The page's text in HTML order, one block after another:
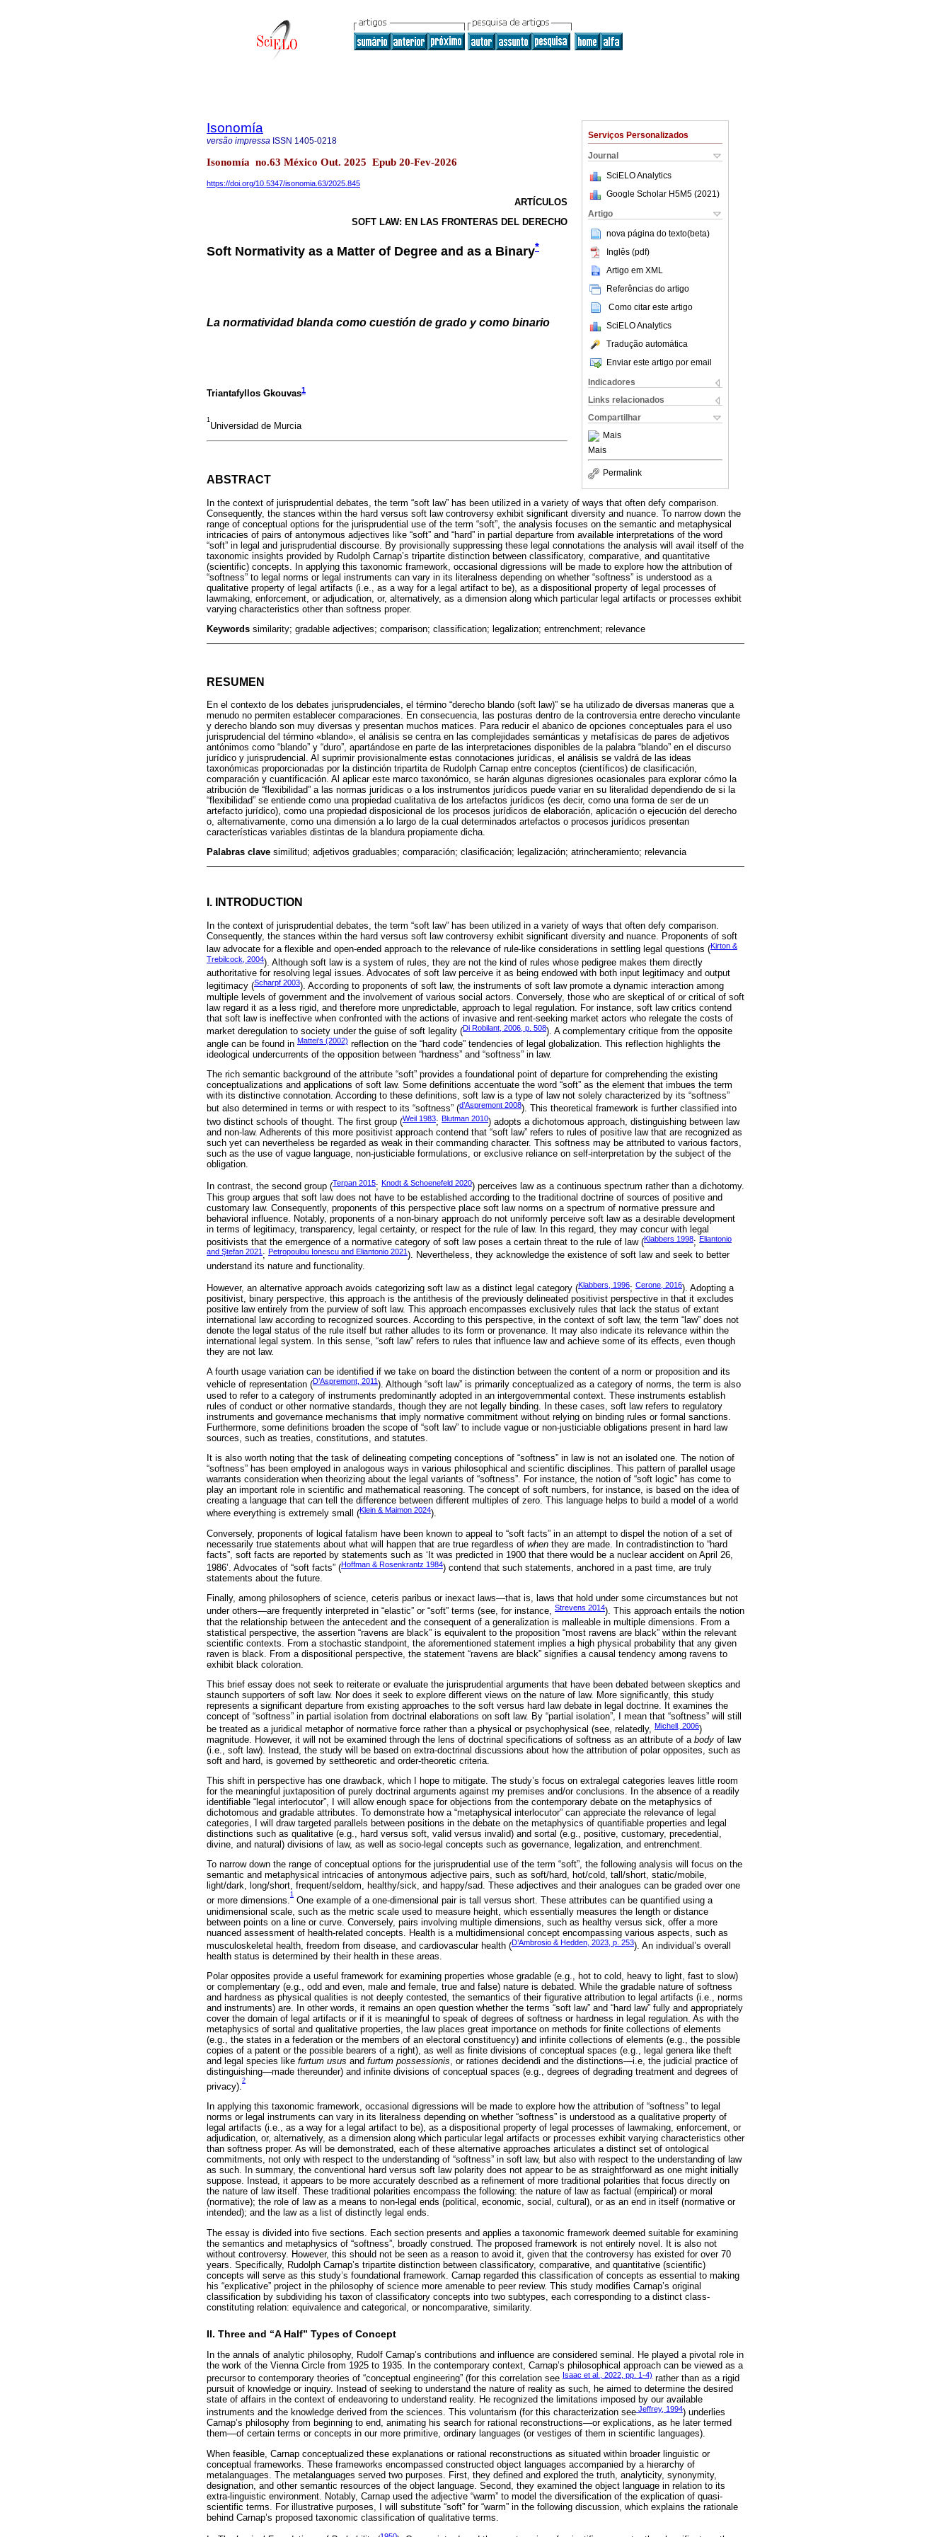
Serviços Personalizados
Journal
SciELO Analytics
Google Scholar H5M5 (2021 )
Artigo
nova página do texto(beta)
Inglês (pdf)
Artigo em XML
Referências do artigo
Como citar este artigo
SciELO Analytics
Tradução automática
Enviar este artigo por email
Indicadores
Links relacionados
Compartilhar
Mais
Mais
Permalink
Isonomía
versão impressa ISSN 1405-0218
Isonomía no.63 México Out. 2025 Epub 20-Fev-2026
https://doi.org/10.5347/isonomia.63/2025.845
ARTÍCULOS
SOFT LAW: EN LAS FRONTERAS DEL DERECHO
Soft Normativity as a Matter of Degree and as a Binary*
La normatividad blanda como cuestión de grado y como binario
Triantafyllos Gkouvas1
1
Universidad de Murcia
ABSTRACT
In the context of jurisprudential debates, the term “soft law” has been utilized in a variety of ways that often defy comparison.
Consequently, the stances within the hard versus soft law controversy exhibit significant diversity and nuance. To narrow down the
range of conceptual options for the jurisprudential use of the term “soft”, the analysis focuses on the semantic and metaphysical
intricacies of pairs of antonymous adjectives like “soft” and “hard” in partial departure from available interpretations of the word
“soft” in legal and jurisprudential discourse. By provisionally suppressing these legal connotations the analysis will avail itself of the
taxonomic insights provided by Rudolph Carnap’s tripartite distinction between classificatory, comparative, and quantitative
(scientific) concepts. In applying this taxonomic framework, occasional digressions will be made to explore how the attribution of
“softness” to legal norms or legal instruments can vary in its literalness depending on whether “softness” is understood as a
qualitative property of legal artifacts (i.e., as a way for a legal artifact to be), as a dispositional property of legal processes of
lawmaking, enforcement, or adjudication, or, alternatively, as a dimension along which particular legal artifacts or processes exhibit
varying characteristics other than softness proper.
Keywords similarity; gradable adjectives; comparison; classification; legalization; entrenchment; relevance
RESUMEN
En el contexto de los debates jurisprudenciales, el término “derecho blando (soft law)” se ha utilizado de diversas maneras que a
menudo no permiten establecer comparaciones. En consecuencia, las posturas dentro de la controversia entre derecho vinculante
y derecho blando son muy diversas y presentan muchos matices. Para reducir el abanico de opciones conceptuales para el uso
jurisprudencial del término «blando», el análisis se centra en las complejidades semánticas y metafísicas de pares de adjetivos
antónimos como “blando” y “duro”, apartándose en parte de las interpretaciones disponibles de la palabra “blando” en el discurso
jurídico y jurisprudencial. Al suprimir provisionalmente estas connotaciones jurídicas, el análisis se valdrá de las ideas
taxonómicas proporcionadas por la distinción tripartita de Rudolph Carnap entre conceptos (científicos) de clasificación,
comparación y cuantificación. Al aplicar este marco taxonómico, se harán algunas digresiones ocasionales para explorar cómo la
atribución de “flexibilidad” a las normas jurídicas o a los instrumentos jurídicos puede variar en su literalidad dependiendo de si la
“flexibilidad” se entiende como una propiedad cualitativa de los artefactos jurídicos (es decir, como una forma de ser de un
artefacto jurídico), como una propiedad disposicional de los procesos jurídicos de elaboración, aplicación o ejecución del derecho
o, alternativamente, como una dimensión a lo largo de la cual determinados artefactos o procesos jurídicos presentan
características variables distintas de la blandura propiamente dicha.
Palabras clave similitud; adjetivos graduables; comparación; clasificación; legalización; atrincheramiento; relevancia
I. INTRODUCTION
In the context of jurisprudential debates, the term “soft law” has been utilized in a variety of ways that often defy comparison.
Consequently, the stances within the hard versus soft law controversy exhibit significant diversity and nuance. Proponents of soft
law advocate for a flexible and open-ended approach to the relevance of rule-like considerations in settling legal questions (Kirton &
Trebilcock, 2004). Although soft law is a system of rules, they are not the kind of rules whose pedigree makes them directly
authoritative for resolving legal issues. Advocates of soft law perceive it as being endowed with both input legitimacy and output
legitimacy (Scharpf 2003). According to proponents of soft law, the instruments of soft law promote a dynamic interaction among
multiple levels of government and the involvement of various social actors. Conversely, those who are skeptical of or critical of soft
law regard it as a less rigid, and therefore more unpredictable, approach to legal regulation. For instance, soft law critics contend
that soft law is ineffective when confronted with the actions of invasive and rent-seeking market actors who relegate the costs of
market deregulation to society under the guise of soft legality (Di Robilant, 2006, p. 508). A complementary critique from the opposite
angle can be found in Mattei’s (2002) reflection on the “hard code” tendencies of legal globalization. This reflection highlights the
ideological undercurrents of the opposition between “hardness” and “softness” in law.
The rich semantic background of the attribute “soft” provides a foundational point of departure for comprehending the existing
conceptualizations and applications of soft law. Some definitions accentuate the word “soft” as the element that imbues the term
with its distinctive connotation. According to these definitions, soft law is a type of law not solely characterized by its “softness”
but also determined in terms or with respect to its “softness” (d’Aspremont 2008). This theoretical framework is further classified into
two distinct schools of thought. The first group (Weil 1983; Blutman 2010) adopts a dichotomous approach, distinguishing between law
and non-law. Adherents of this more positivist approach contend that “soft law” refers to rules of positive law that are recognized as
such yet can nevertheless be regarded as weak in their commanding character. This softness may be attributed to various factors,
such as the use of vague language, non-justiciable formulations, or exclusive reliance on self-interpretation by the subject of the
obligation.
In contrast, the second group (Terpan 2015; Knodt & Schoenefeld 2020) perceives law as a continuous spectrum rather than a dichotomy.
This group argues that soft law does not have to be established according to the traditional doctrine of sources of positive and
customary law. Consequently, proponents of this perspective place soft law norms on a spectrum of normative pressure and
behavioral influence. Notably, proponents of a non-binary approach do not uniformly perceive soft law as a desirable development
in terms of legitimacy, transparency, legal certainty, or respect for the rule of law. In this regard, they may concur with legal
positivists that the emergence of a normative category of soft law poses a certain threat to the rule of law (Klabbers 1998; Eliantonio
and Ştefan 2021 ; Petropoulou Ionescu and Eliantonio 2021 ). Nevertheless, they acknowledge the existence of soft law and seek to better
understand its nature and functionality.
However, an alternative approach avoids categorizing soft law as a distinct legal category (Klabbers, 1996; Cerone, 2016). Adopting a
positivist, binary perspective, this approach is the antithesis of the previously delineated positivist perspective in that it excludes
positive law entirely from the purview of soft law. This approach encompasses exclusively rules that lack the status of extant
international law according to recognized sources. According to this perspective, in the context of soft law, the term “law” does not
denote the legal status of the rule itself but rather alludes to its form or provenance. It may also indicate its relevance within the
international legal system. In this sense, “soft law” refers to rules that influence law and achieve some of its effects, even though
they are not law.
A fourth usage variation can be identified if we take on board the distinction between the content of a norm or proposition and its
vehicle of representation (D’Aspremont, 2011 ). Although “soft law” is primarily conceptualized as a category of norms, the term is also
used to refer to a category of instruments predominantly adopted in an intergovernmental context. These instruments establish
rules of conduct or other normative standards, though they are not legally binding. In these cases, soft law refers to regulatory
instruments and governance mechanisms that imply normative commitment without relying on binding rules or formal sanctions.
Furthermore, some definitions broaden the scope of “soft law” to include vague or non-justiciable obligations present in hard law
sources, such as treaties, constitutions, and statutes.
It is also worth noting that the task of delineating competing conceptions of “softness” in law is not an isolated one. The notion of
“softness” has been employed in analogous ways in various philosophical and scientific disciplines. This pattern of parallel usage
warrants consideration when theorizing about the legal variants of “softness”. For instance, the notion of “soft logic” has come to
play an important role in scientific and mathematical reasoning. The concept of soft numbers, for instance, is based on the idea of
creating a language that can tell the difference between different multiples of zero. This language helps to build a model of a world
where everything is extremely small (Klein & Maimon 2024).
Conversely, proponents of logical fatalism have been known to appeal to “soft facts” in an attempt to dispel the notion of a set of
necessarily true statements about what will happen that are true regardless of when they are made. In contradistinction to “hard
facts”, soft facts are reported by statements such as ‘It was predicted in 1900 that there would be a nuclear accident on April 26,
1986’. Advocates of “soft facts” (Hoffman & Rosenkrantz 1984) contend that such statements, anchored in a past time, are truly
statements about the future.
Finally, among philosophers of science, ceteris paribus or inexact laws—that is, laws that hold under some circumstances but not
under others—are frequently interpreted in “elastic” or “soft” terms (see, for instance, Strevens 2014). This approach entails the notion
that the relationship between the antecedent and the consequent of a generalization is malleable in multiple dimensions. From a
statistical perspective, the assertion “ravens are black” is equivalent to the proposition “most ravens are black” within the relevant
scientific contexts. From a stochastic standpoint, the aforementioned statement implies a high physical probability that any given
raven is black. From a dispositional perspective, the statement “ravens are black” signifies a causal tendency among ravens to
exhibit black coloration.
This brief essay does not seek to reiterate or evaluate the jurisprudential arguments that have been debated between skeptics and
staunch supporters of soft law. Nor does it seek to explore different views on the nature of law. More significantly, this study
represents a significant departure from existing approaches to the soft versus hard law debate in legal doctrine. It examines the
concept of “softness” in partial isolation from doctrinal elaborations on soft law. By “partial isolation”, I mean that “softness” will still
be treated as a juridical metaphor of normative force rather than a physical or psychophysical (see, relatedly, Michell, 2006)
magnitude. However, it will not be examined through the lens of doctrinal specifications of softness as an attribute of a body of law
(i.e., soft law). Instead, the study will be based on extra-doctrinal discussions about how the attribution of polar opposites, such as
soft and hard, is governed by settheoretic and order-theoretic criteria.
This shift in perspective has one drawback, which I hope to mitigate. The study’s focus on extralegal categories leaves little room
for the meaningful juxtaposition of purely doctrinal arguments against my premises and/or conclusions. In the absence of a readily
identifiable “legal interlocutor”, I will allow enough space for objections from the contemporary debate on the metaphysics of
dichotomous and gradable attributes. To demonstrate how a “metaphysical interlocutor” can appreciate the relevance of legal
categories, I will draw targeted parallels between positions in the debate on the metaphysics of quantifiable properties and legal
distinctions such as qualitative (e.g., hard versus soft, valid versus invalid) and sortal (e.g., positive, customary, precedential,
divine, and natural) divisions of law, as well as socio-legal concepts such as governance, legalization, and entrenchment.
To narrow down the range of conceptual options for the jurisprudential use of the term “soft”, the following analysis will focus on the
semantic and metaphysical intricacies of antonymous adjective pairs, such as soft/hard, hot/cold, tall/short, static/mobile,
light/dark, long/short, frequent/seldom, healthy/sick, and happy/sad. These adjectives and their analogues can be graded over one
or more dimensions.
1
One example of a one-dimensional pair is tall versus short. These attributes can be quantified using a
unidimensional scale, such as the metric scale used to measure height, which essentially measures the length or distance
between points on a line or curve. Conversely, pairs involving multiple dimensions, such as healthy versus sick, offer a more
nuanced assessment of health-related concepts. Health is a multidimensional concept encompassing various aspects, such as
musculoskeletal health, freedom from disease, and cardiovascular health (D’Ambrosio & Hedden, 2023, p. 253). An individual’s overall
health status is determined by their health in these areas.
Polar opposites provide a useful framework for examining properties whose gradable (e.g., hot to cold, heavy to light, fast to slow)
or complementary (e.g., odd and even, male and female, true and false) nature is debated. While the gradable nature of softness
and hardness as physical qualities is not deeply contested, the semantics of their figurative attribution to legal artifacts (i.e., norms
and instruments) are. In other words, it remains an open question whether the terms “soft law” and “hard law” fully and appropriately
cover the domain of legal artifacts or if it is meaningful to speak of degrees of softness or hardness in legal regulation. As with the
metaphysics of sortal and qualitative properties, the law places great importance on methods for finite collections of elements
(e.g., the states in a federation or the members of an electoral constituency) and infinite collections of elements (e.g., the possible
copies of a patent or the possible bearers of a right), as well as finite divisions of conceptual spaces (e.g., legal genera like theft
and legal species like furtum usus and furtum possessionis, or rationes decidendi and the distinctions—i.e, the judicial practice of
distinguishing—made thereunder) and infinite divisions of conceptual spaces (e.g., degrees of degrading treatment and degrees of
privacy).
2
In applying this taxonomic framework, occasional digressions will be made to explore how the attribution of “softness” to legal
norms or legal instruments can vary in its literalness depending on whether “softness” is understood as a qualitative property of
legal artifacts (i.e., as a way for a legal artifact to be), as a dispositional property of legal processes of lawmaking, enforcement, or
adjudication, or, alternatively, as a dimension along which particular legal artifacts or processes exhibit varying characteristics other
than softness proper. As will be demonstrated, each of these alternative approaches articulates a distinct set of ontological
commitments, not only with respect to the understanding of “softness” in soft law, but also with respect to the understanding of law
as such. In summary, the conventional hard versus soft law polarity does not appear to be as straightforward as one might initially
suppose. Instead, it appears to be more accurately described as a refinement of more traditional polarities that focus directly on
the nature of law itself. These traditional polarities encompass the following: the nature of law as factual (empirical) or moral
(normative); the role of law as a means to non-legal ends (political, economic, social, cultural), or as an end in itself (normative or
intended); and the law as a list of distinctly legal ends.
The essay is divided into five sections. Each section presents and applies a taxonomic framework deemed suitable for examining
the semantics and metaphysics of “softness”, broadly construed. The proposed framework is not entirely novel. It is also not
without controversy. However, this should not be seen as a reason to avoid it, given that the controversy has existed for over 70
years. Specifically, Rudolph Carnap’s tripartite distinction between classificatory, comparative, and quantitative (scientific)
concepts will serve as this study’s foundational framework. Carnap regarded this classification of concepts as essential to making
his “explicative” project in the philosophy of science more amenable to peer review. This study modifies Carnap’s original
classification by subdividing his taxon of classificatory concepts into two subtypes, each corresponding to a distinct class-
constituting relation: equivalence and categorical, or noncomparative, similarity.
II. Three and “A Half” Types of Concept
In the annals of analytic philosophy, Rudolf Carnap’s contributions and influence are considered seminal. He played a pivotal role in
the work of the Vienna Circle from 1925 to 1935. In the contemporary context, Carnap’s philosophical approach can be viewed as a
precursor to contemporary theories of “conceptual engineering” (for this correlation see Isaac et al., 2022, pp. 1-4) rather than as a rigid
pursuit of knowledge or inquiry. Instead of seeking to understand the nature of reality as such, he aimed to determine the desired
state of affairs in the context of endeavoring to understand reality. He recognized the limitations imposed by our available
instruments and the knowledge derived from the sciences. This voluntarism (for this characterization see Jeffrey, 1994) underlies
Carnap’s philosophy from beginning to end, animating his search for rational reconstructions—or explications, as he later termed
them—of certain terms or concepts in our more primitive, ordinary languages (or vestiges of them in scientific languages).
When feasible, Carnap conceptualized these explanations or rational reconstructions as situated within broader linguistic or
conceptual frameworks. These frameworks encompassed constructed object languages accompanied by a hierarchy of
metalanguages. The metalanguages served two purposes. First, they defined and explored the truth, analyticity, synonymity,
designation, and other semantic resources of the object language. Second, they examined the object language in relation to its
extra-linguistic environment. Notably, Carnap used the adjective “warm” to model the diversification of the explication of quasi-
scientific terms. For illustrative purposes, I will substitute “soft” for “warm” in the following discussion, which explains the rationale
behind Carnap’s proposed taxonomic classification of qualitative terms.